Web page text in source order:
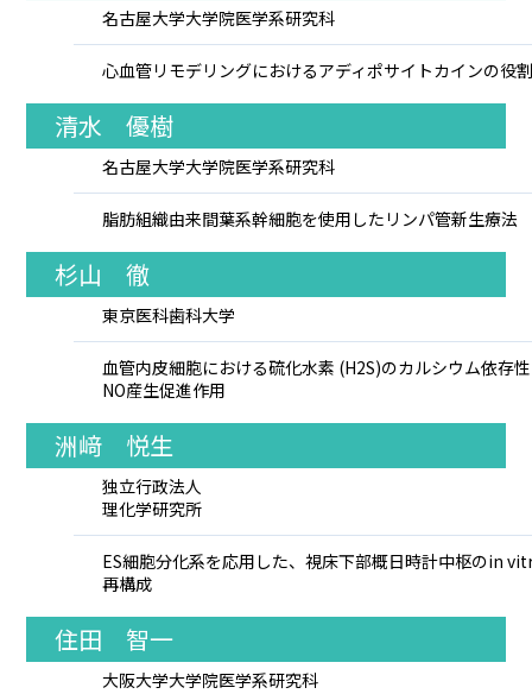
名古屋大学大学院医学系研究科
心血管リモデリングにおけるアディポサイトカインの役
清水 優樹
名古屋大学大学院医学系研究科
脂肪組織由来間葉系幹細胞を使用したリンパ管新生療法
杉山 徹
東京医科歯科大学
血管内皮細胞における硫化水素 (H2S)のカルシウム依存性
NO産生促進作用
洲﨑 悦生
独立行政法人
理化学研究所
ES細胞分化系を応用した、視床下部概日時計中枢のin
再構成
住田 智一
大阪大学大学院医学系研究科